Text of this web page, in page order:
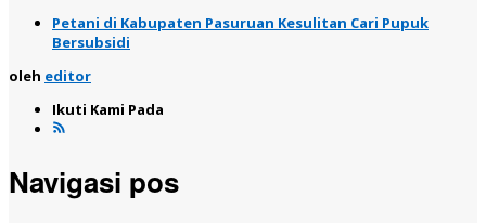
Petani di Kabupaten Pasuruan Kesulitan Cari Pupuk
Bersubsidi
oleh editor
Ikuti Kami Pada
Navigasi pos